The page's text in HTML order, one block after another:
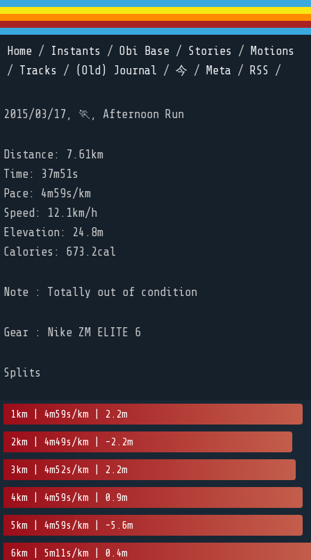
Home / Instants / Obi Base / Stories /
Motions
/ Tracks / (Old) Journal / 今 / Meta / RSS /
2015/03/17, 🏃, Afternoon Run
Distance: 7.61km
Time: 37m51s
Pace: 4m59s/km
Speed: 12.1km/h
Elevation: 24.8m
Calories: 673.2cal
Note : Totally out of condition
Gear : Nike ZM ELITE 6
Splits
1km | 4m59s/km | 2.2m
2km | 4m49s/km | -2.2m
3km | 4m52s/km | 2.2m
4km | 4m59s/km | 0.9m
5km | 4m59s/km | -5.6m
6km | 5m11s/km | 0.4m